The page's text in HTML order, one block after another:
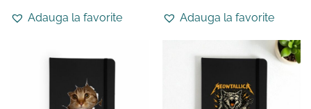
Adauga la favorite Adauga la favorite